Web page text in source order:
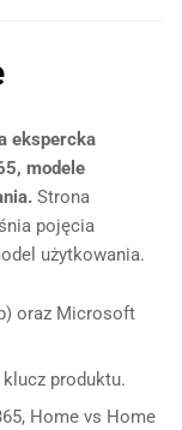
ekspercka
modele
Strona
pojęcia
użytkowania.
oraz Microsoft
produktu.
Home vs Home